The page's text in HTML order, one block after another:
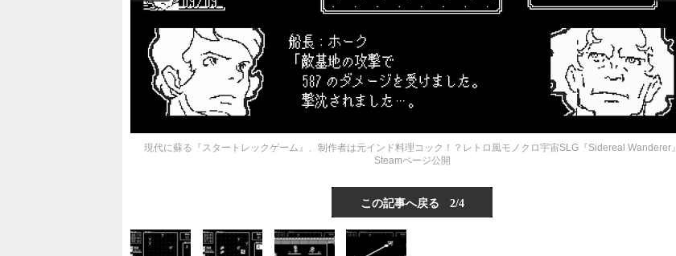
現代に蘇る『スタートレックゲーム』、制作者は元インド料理コック！？レトロ風モノクロ宇宙SLG『Sidereal Wanderer』
Steamページ公開
この記事へ戻る 2/4